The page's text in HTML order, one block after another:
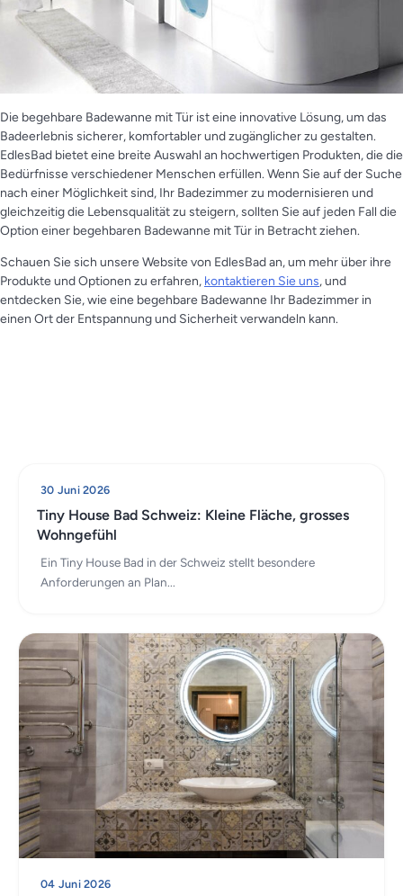
Die begehbare Badewanne mit Tür ist eine innovative Lösung, um das
Badeerlebnis sicherer, komfortabler und zugänglicher zu gestalten.
EdlesBad bietet eine breite Auswahl an hochwertigen Produkten, die die
Bedürfnisse verschiedener Menschen erfüllen. Wenn Sie auf der Suche
nach einer Möglichkeit sind, Ihr Badezimmer zu modernisieren und
gleichzeitig die Lebensqualität zu steigern, sollten Sie auf jeden Fall die
Option einer begehbaren Badewanne mit Tür in Betracht ziehen.
Schauen Sie sich unsere Website von EdlesBad an, um mehr über ihre
Produkte und Optionen zu erfahren, kontaktieren Sie uns, und
entdecken Sie, wie eine begehbare Badewanne Ihr Badezimmer in
einen Ort der Entspannung und Sicherheit verwandeln kann.
30 Juni 2026
Tiny House Bad Schweiz: Kleine Fläche, grosses
Wohngefühl
Ein Tiny House Bad in der Schweiz stellt besondere
Anforderungen an Plan...
04 Juni 2026